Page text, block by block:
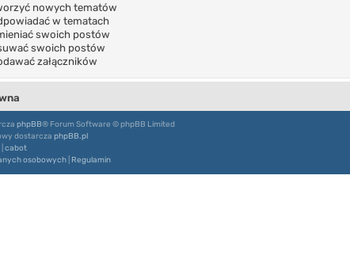
nowych tematów
w tematach
swoich postów
swoich postów
załączników
phpBB® Forum Software © phpBB Limited
dostarcza phpBB.pl
cabot
osobowych Regulamin